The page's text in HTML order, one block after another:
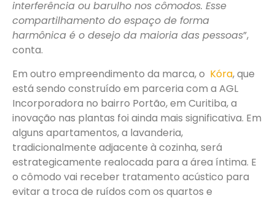
interferência ou barulho nos cômodos. Esse
compartilhamento do espaço de forma
harmônica é o desejo da maioria das pessoas”,
conta.
Em outro empreendimento da marca, o Kóra, que
está sendo construído em parceria com a AGL
Incorporadora no bairro Portão, em Curitiba, a
inovação nas plantas foi ainda mais significativa. Em
alguns apartamentos, a lavanderia,
tradicionalmente adjacente à cozinha, será
estrategicamente realocada para a área íntima. E
o cômodo vai receber tratamento acústico para
evitar a troca de ruídos com os quartos e